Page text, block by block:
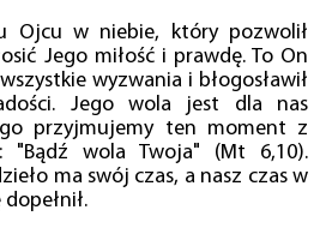
Ojcu w niebie, który pozwolił
Jego miłość i prawdę. To On
wyzwania i błogosławił
Jego wola jest dla nas
przyjmujemy ten moment z
"Bądź wola Twoja" (Mt 6,10).
ma swój czas, a nasz czas w